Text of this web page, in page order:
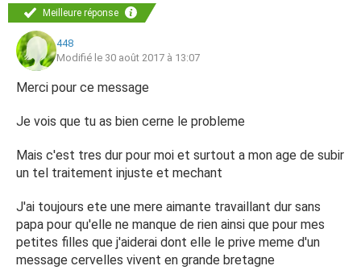
respect, jamais une parole ni un geste affectueux, alors
que j'ai toujours tout fait pour elle dans la limite de mes
moyens.
Il y a un mois, elle est venue seule chez mon compagnon,
histoire sur un sujet qui ne la regardait pas, mon
simplement dit que cela ne la regardait pas, elle avait 4
whiskys/coca dans le nez ... Elle est rentrée dans une
dit des insultes en anglais, fait des gestes obscènes et
l'a traité de vieux con... Il a 80 ans.... Pour une fois, car j'ai
toujours essayer de la défendre, j'ai pris le parti de mon
compagnon. Elle a vu rouge, elle partait le lendemain, j'ai
Meilleure réponse
448
Modifié le 30 août 2017 à 13:07
Merci pour ce message
Je vois que tu as bien cerne le probleme
Mais c'est tres dur pour moi et surtout a mon age de subir
un tel traitement injuste et mechant
J'ai toujours ete une mere aimante travaillant dur sans
papa pour qu'elle ne manque de rien ainsi que pour mes
petites filles que j'aiderai dont elle le prive meme d'un
message cervelles vivent en grande bretagne